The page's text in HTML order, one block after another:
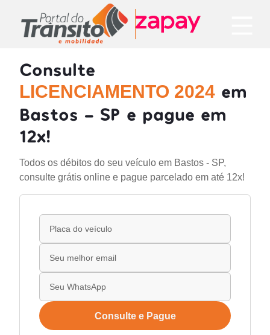
Consulte
LICENCIAMENTO 2024 em
Bastos - SP e pague em
12x!
Todos os débitos do seu veículo em Bastos - SP,
consulte grátis online e pague parcelado em até 12x!
Consulte e Pague